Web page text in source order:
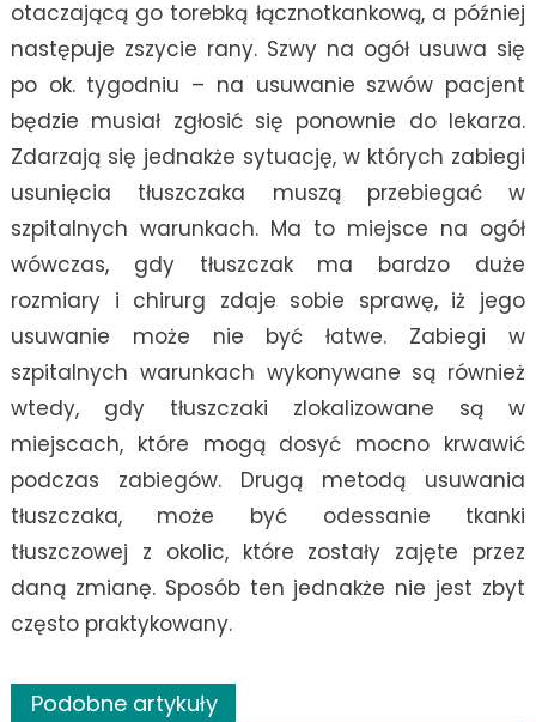
otaczającą go torebką łącznotkankową, a później
następuje zszycie rany. Szwy na ogół usuwa się
po ok. tygodniu – na usuwanie szwów pacjent
będzie musiał zgłosić się ponownie do lekarza.
Zdarzają się jednakże sytuację, w których zabiegi
usunięcia tłuszczaka muszą przebiegać w
szpitalnych warunkach. Ma to miejsce na ogół
wówczas, gdy tłuszczak ma bardzo duże
rozmiary i chirurg zdaje sobie sprawę, iż jego
usuwanie może nie być łatwe. Zabiegi w
szpitalnych warunkach wykonywane są również
wtedy, gdy tłuszczaki zlokalizowane są w
miejscach, które mogą dosyć mocno krwawić
podczas zabiegów. Drugą metodą usuwania
tłuszczaka, może być odessanie tkanki
tłuszczowej z okolic, które zostały zajęte przez
daną zmianę. Sposób ten jednakże nie jest zbyt
często praktykowany.
Podobne artykuły